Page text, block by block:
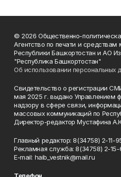
© 2026 Общественно-
Агентство по печати и
Республики Башкортостан и АО
"Республика Башкортостан"
Об использовании персональных
Свидетельство о регистрации
мая 2025 г. выдано Управлением
надзору в сфере связи,
массовых коммуникаций по
Директор-редактор Мустафина
Главный редактор: 8(34758) 2-11-
Рекламная служба: 8(34758) 2-15-
Е-mаil: haib_vestnik@mail.ru